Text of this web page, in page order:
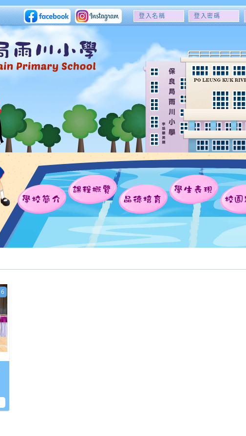
登
名
稱
登
密
碼
學校簡介
課程概覽
品德培育
學生表現
校
6